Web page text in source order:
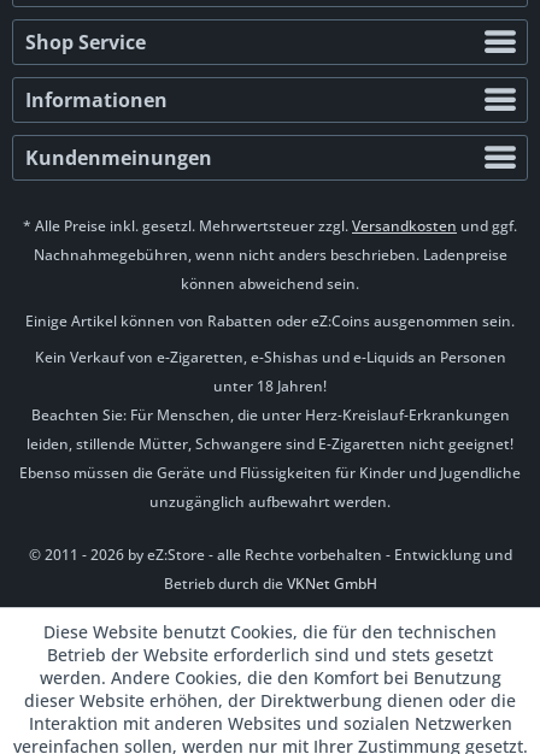
Shop Service
Informationen
Kundenmeinungen
* Alle Preise inkl. gesetzl. Mehrwertsteuer zzgl.Versandkosten und ggf.
Nachnahmegebühren, wenn nicht anders beschrieben. Ladenpreise
können abweichend sein.
Einige Artikel können von Rabatten oder eZ:Coins ausgenommen sein.
Kein Verkauf von e-Zigaretten, e-Shishas und e-Liquids an Personen
unter 18 Jahren!
Beachten Sie: Für Menschen, die unter Herz-Kreislauf-Erkrankungen
leiden, stillende Mütter, Schwangere sind E-Zigaretten nicht geeignet!
Ebenso müssen die Geräte und Flüssigkeiten für Kinder und Jugendliche
unzugänglich aufbewahrt werden.
© 2011 - 2026 by eZ:Store - alle Rechte vorbehalten - Entwicklung und
Betrieb durch dieVKNet GmbH
Diese Website benutzt Cookies, die für den technischen
Betrieb der Website erforderlich sind und stets gesetzt
werden. Andere Cookies, die den Komfort bei Benutzung
dieser Website erhöhen, der Direktwerbung dienen oder die
Interaktion mit anderen Websites und sozialen Netzwerken
vereinfachen sollen, werden nur mit Ihrer Zustimmung gesetzt.